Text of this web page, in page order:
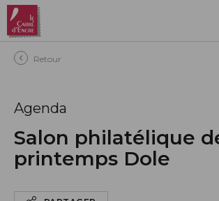
Aller au contenu principal
Retour
Agenda
Salon philatélique
printemps Dole